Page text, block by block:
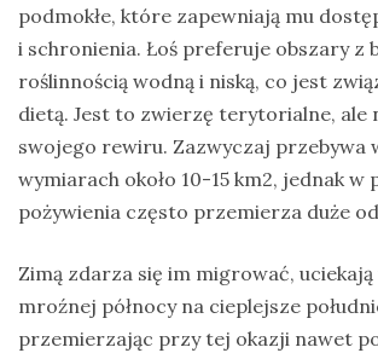
podmokłe, które zapewniają mu
i schronienia. Łoś preferuje obszary z
roślinnością wodną i niską, co jest
dietą. Jest to zwierzę terytorialne, ale
swojego rewiru. Zazwyczaj przebywa
wymiarach około 10-15 km2, jednak w
pożywienia często przemierza duże
Zimą zdarza się im migrować,
mroźnej północy na cieplejsze
przemierzając przy tej okazji nawet